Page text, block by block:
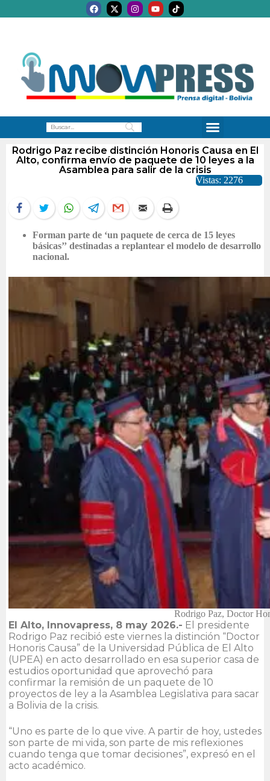
Rodrigo Paz recibe distinción Honoris Causa en El
Alto, confirma envío de paquete de 10 leyes a la
Asamblea para salir de la crisis
Vistas: 2276
Forman parte de ‘un paquete de cerca de 15 leyes
básicas’’ destinadas a replantear el modelo de desarrollo
nacional.
Rodrigo Paz, Doctor
El Alto, Innovapress, 8 may 2026.- El presidente
Rodrigo Paz recibió este viernes la distinción “Doctor
Honoris Causa” de la Universidad Pública de El Alto
(UPEA) en acto desarrollado en esa superior casa de
estudios oportunidad que aprovechó para
confirmar la remisión de un paquete de 10
proyectos de ley a la Asamblea Legislativa para sacar
a Bolivia de la crisis.
“Uno es parte de lo que vive. A partir de hoy, ustedes
son parte de mi vida, son parte de mis reflexiones
cuando tenga que tomar decisiones”, expresó en el
acto académico.